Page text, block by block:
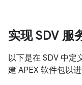
实现 SDV 服
以下是在 SDV 中定
建 APEX 软件包以